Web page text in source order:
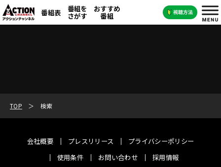
番組表 番組を
さがす
おすすめ
番組
TOP 検索
会社概要 プレスリリース
プライバシーポリシー
使用条件
お問い合わせ 採用情報